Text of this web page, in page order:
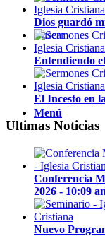
Buscar
Menú
Dios guardó
Entendiendo
El Incesto en
Ultimas Noticias
Conferencia
2026 - 10:09
Nuevo